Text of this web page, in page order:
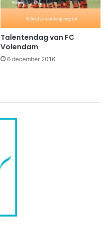
Talentendag van FC
Volendam
6 december 2016